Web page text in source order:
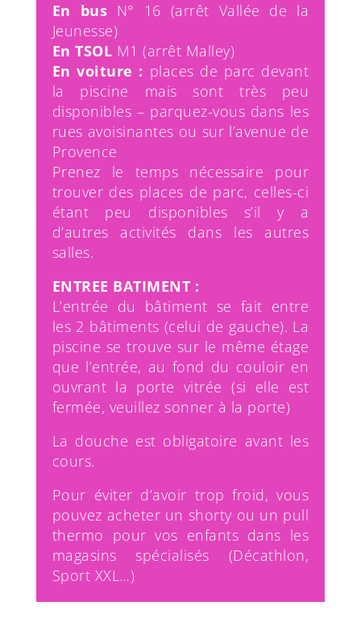
En bus N° 16 (arrêt Vallée de la
Jeunesse)
En TSOL M1 (arrêt Malley)
En voiture : places de parc devant
la piscine mais sont très peu
disponibles – parquez-vous dans les
rues avoisinantes ou sur l’avenue de
Provence
Prenez le temps nécessaire pour
trouver des places de parc, celles-ci
étant peu disponibles s’il y a
d’autres activités dans les autres
salles.
ENTREE BATIMENT :
L’entrée du bâtiment se fait entre
les 2 bâtiments (celui de gauche). La
piscine se trouve sur le même étage
que l’entrée, au fond du couloir en
ouvrant la porte vitrée (si elle est
fermée, veuillez sonner à la porte)
La douche est obligatoire avant les
cours.
Pour éviter d’avoir trop froid, vous
pouvez acheter un shorty ou un pull
thermo pour vos enfants dans les
magasins spécialisés (Décathlon,
Sport XXL…)